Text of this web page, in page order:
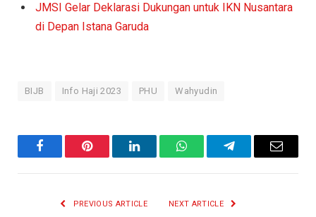
JMSI Gelar Deklarasi Dukungan untuk IKN Nusantara
di Depan Istana Garuda
BIJB Info Haji 2023 PHU Wahyudin
FacebookPinterest LinkedInWhatsAppTelegramEmail
PREVIOUS ARTICLE NEXT ARTICLE